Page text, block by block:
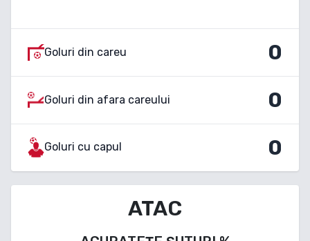
Goluri din careu 0
Goluri din afara careului 0
Goluri cu capul 0
ATAC